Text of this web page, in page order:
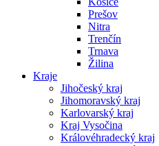
Prešov
Nitra
Trenčín
Trnava
Žilina
Kraje
Jihočeský kraj
Jihomoravský kraj
Karlovarský kraj
Kraj Vysočina
Královéhradecký kraj